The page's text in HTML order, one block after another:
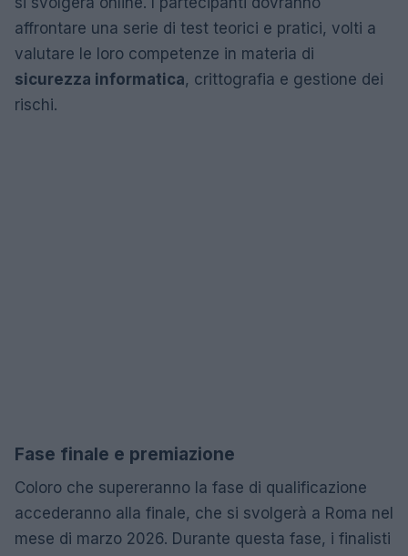
affrontare una serie di test teorici e pratici, volti a
valutare le loro competenze in materia di
sicurezza informatica, crittografia e gestione dei
rischi.
Fase finale e premiazione
Coloro che supereranno la fase di qualificazione
accederanno alla finale, che si svolgerà a Roma nel
mese di marzo 2026. Durante questa fase, i finalisti